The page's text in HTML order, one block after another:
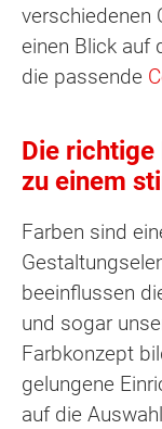
verschiedenen
einen Blick auf
die passende
Die richtige
zu einem
Farben sind
beeinflussen
und sogar
Farbkonzept
gelungene
auf die